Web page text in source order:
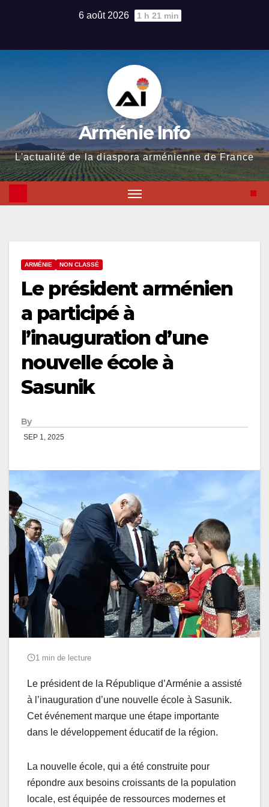
6 août 2026 1 h 21 min
Arménie Info
L'actualité de la diaspora arménienne de France
ARMÉNIE NON CLASSÉ
Le président arménien
a participé à
l’inauguration d’une
nouvelle école à
Sasunik
By
SEP 1, 2025
1 min de lecture
Le président de la République d’Arménie a assisté
à l’inauguration d’une nouvelle école à Sasunik.
Cet événement marque une étape importante
dans le développement éducatif de la région.
La nouvelle école, qui a été construite pour
répondre aux besoins croissants de la population
locale, est équipée de ressources modernes et